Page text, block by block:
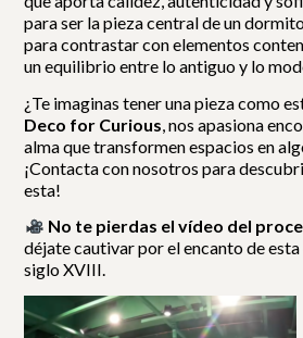
para ser la pieza central de un
para contrastar con elementos
un equilibrio entre lo antiguo y lo
¿Te imaginas tener una pieza como
Deco for Curious, nos apasiona
alma que transformen espacios en
¡Contacta con nosotros para
esta!
No te pierdas el vídeo del
déjate cautivar por el encanto de
siglo XVIII.